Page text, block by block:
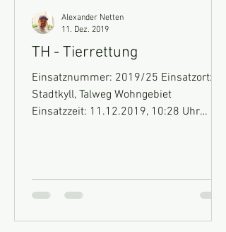
TH - Tierrettung
Einsatznummer: 2019/25 Einsatzort:
Stadtkyll, Talweg Wohngebiet
Einsatzzeit: 11.12.2019, 10:28 Uhr
Alexander Netten
11. Dez. 2019